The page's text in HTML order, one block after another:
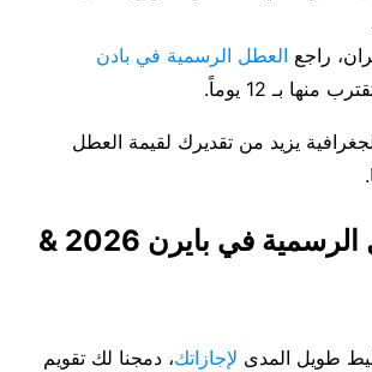
راجع العطل الرسمية في بادن
منها بـ 12 يوماً.
يزيد من تقديرك لقيمة العطل
جدول العطل الرسمية في بايرن 2026 &
طويل المدى لإجازاتك، دمجنا لك تقويم